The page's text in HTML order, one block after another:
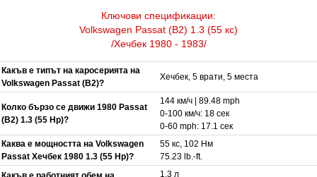
Ключови спецификации:
Volkswagen Passat (B2) 1.3 (55 кс)
/Хечбек 1980 - 1983/
Какъв е типът на каросерията на
Volkswagen Passat (B2)?
Хечбек, 5 врати, 5 места
Колко бързо се движи 1980 Passat
(B2) 1.3 (55 Hp)?
144 км/ч | 89.48 mph
0-100 км/ч: 18 сек
0-60 mph: 17.1 сек
Каква е мощността на Volkswagen
Passat Хечбек 1980 1.3 (55 Hp)?
55 кс, 102 Нм
75.23 lb.-ft.
1.3 л